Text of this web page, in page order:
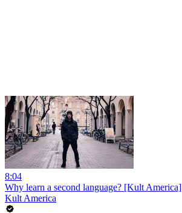
8:04
Why learn a second language? [Kult America]
Kult America